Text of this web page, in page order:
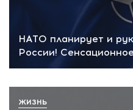
НАТО планирует и
России!
ЖИЗНЬ